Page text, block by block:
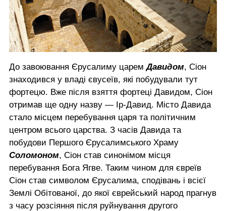
До завоювання Єрусалиму царемДавидом, Сіон
знаходився у владі євусеїв, які побудували тут
фортецю. Вже після взяття фортеці Давидом, Сіон
отримав ще одну назву — Ір-Давид. Місто Давида
стало місцем перебування царя та політичним
центром всього царства. З часів Давида та
побудови Першого Єрусалимського Храму
Соломоном, Сіон став синонімом місця
перебування Бога Ягве. Таким чином для євреїв
Сіон став символом Єрусалима, сподівань і всієї
Землі Обітованої, до якої єврейський народ прагнув
з часу розсіяння після руйнування другого